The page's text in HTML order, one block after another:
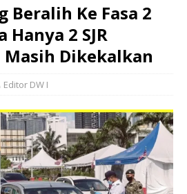
Beralih Ke Fasa 2
Hanya 2 SJR
Dikekalkan
Editor DW I